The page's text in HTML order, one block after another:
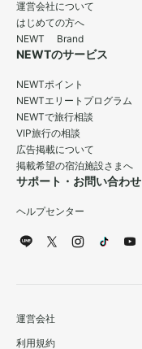
運営会社について
はじめての方へ
NEWT Brand
NEWTのサービス
NEWTポイント
NEWTエリートプログラム
NEWTで旅行相談
VIP旅行の相談
広告掲載について
掲載希望の宿泊施設さまへ
サポート・お問い合わせ
ヘルプセンター
運営会社
利用規約